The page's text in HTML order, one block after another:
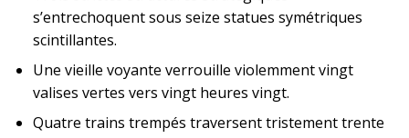
s’entrechoquent sous seize statues symétriques
scintillantes.
Une vieille voyante verrouille violemment vingt
valises vertes vers vingt heures vingt.
Quatre trains trempés traversent tristement trente